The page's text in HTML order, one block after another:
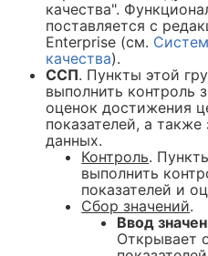
качества".
поставляется с
Enterprise (см.
качества).
ССП. Пункты этой
выполнить контроль
оценок достижения
показателей, а
данных.
Контроль.
выполнить
показателей и
Сбор значений.
Ввод
Открывает